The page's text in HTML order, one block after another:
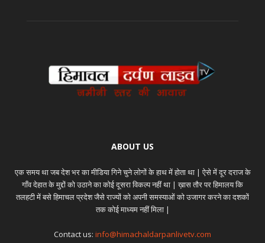
ABOUT US
एक समय था जब देश भर का मीडिया गिने चुने लोगों के हाथ में होता था | ऐसे में दूर दराज के
गाँव देहात के मुद्दों को उठाने का कोई दूसरा विकल्प नहीं था | ख़ास तौर पर हिमालय कि
तलहटी में बसे हिमाचल प्रदेश जैसे राज्यों को अपनी समस्याओं को उजागर करने का दशकों
तक कोई माध्यम नहीं मिला |
Contact us: info@himachaldarpanlivetv.com